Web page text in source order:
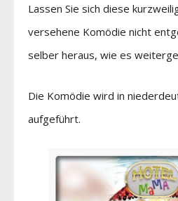
Lassen Sie sich diese
versehene Komödie nicht
selber heraus, wie es
Die Komödie wird in
aufgeführt.